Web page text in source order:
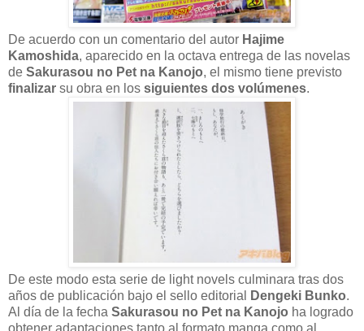
De acuerdo con un comentario del autor Hajime
Kamoshida, aparecido en la octava entrega de las novelas
de Sakurasou no Pet na Kanojo, el mismo tiene previsto
finalizar su obra en los siguientes dos volúmenes.
De este modo esta serie de light novels culminara tras dos
años de publicación bajo el sello editorial
Dengeki Bunko.
Al día de la fecha Sakurasou no Pet na Kanojo ha logrado
obtener adaptaciones tanto al formato manga como al